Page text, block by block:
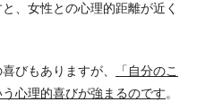
、女性との心理的距離が近く
びもありますが、
「自分のこ
心理的喜びが強まるのです。